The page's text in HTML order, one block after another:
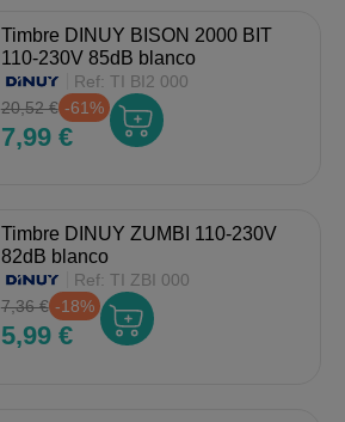
Timbre DINUY BISON 2000 BIT
110-230V 85dB blanco
Ref: TI BI2 000
20,52 € -61%
7,99 €
Timbre DINUY ZUMBI 110-230V
82dB blanco
Ref: TI ZBI 000
7,36 € -18%
5,99 €